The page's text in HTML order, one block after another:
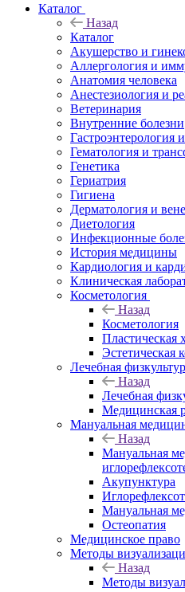
Каталог
Назад
Каталог
Акушерство и
Аллергология и
Анатомия человека
Анестезиология и
Ветеринария
Внутренние болезни
Гастроэнтерология
Гематология и
Генетика
Гериатрия
Гигиена
Дерматология и
Диетология
Инфекционные
История медицины
Кардиология и
Клиническая
Косметология
Назад
Косметология
Пластическая
Эстетическая
Лечебная
Назад
Лечебная
Медицинская
Мануальная
Назад
Мануальная
Акупунктура
Мануальная
Остеопатия
Медицинское право
Методы
Назад
Методы